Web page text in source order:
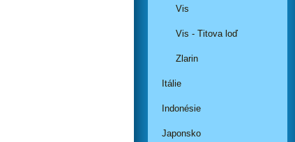
Vis
Vis - Titova loď
Zlarin
Itálie
Indonésie
Japonsko